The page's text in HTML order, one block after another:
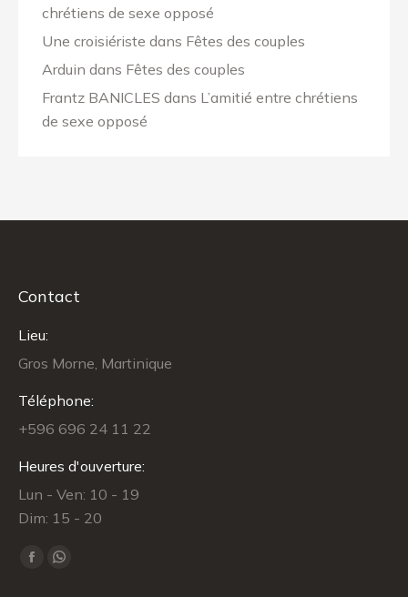
chrétiens de sexe opposé
Une croisiériste dans Fêtes des couples
Arduin dans Fêtes des couples
Frantz BANICLES dans L’amitié entre chrétiens
de sexe opposé
Contact
Lieu:
Gros Morne, Martinique
Téléphone:
+596 696 24 11 22
Heures d'ouverture:
Lun - Ven: 10 - 19
Dim: 15 - 20
Trouvez nous sur :
FacebookWhatsApp